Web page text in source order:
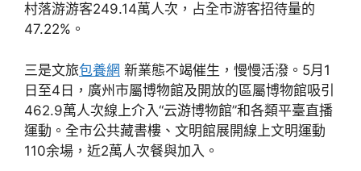
村落游游客249.14萬人次，占全市游客招待量的
47.22%。
三是文旅包養網 新業態不竭催生，慢慢活潑。5月1
日至4日，廣州市屬博物館及開放的區屬博物館吸引
462.9萬人次線上介入“云游博物館”和各類平臺直播
運動。全市公共藏書樓、文明館展開線上文明運動
110余場，近2萬人次餐與加入。